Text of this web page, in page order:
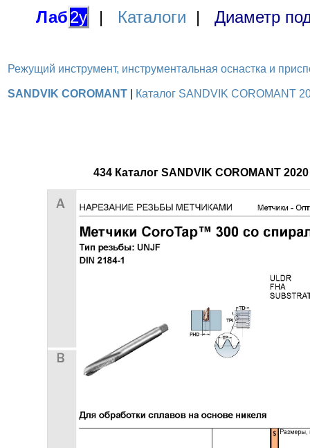
Лаб2у | Каталоги | Диаметр
Режущий инструмент, инструментальная оснастка и
SANDVIK COROMANT Каталог SANDVIK COROMANT
434 Каталог SANDVIK COROMANT